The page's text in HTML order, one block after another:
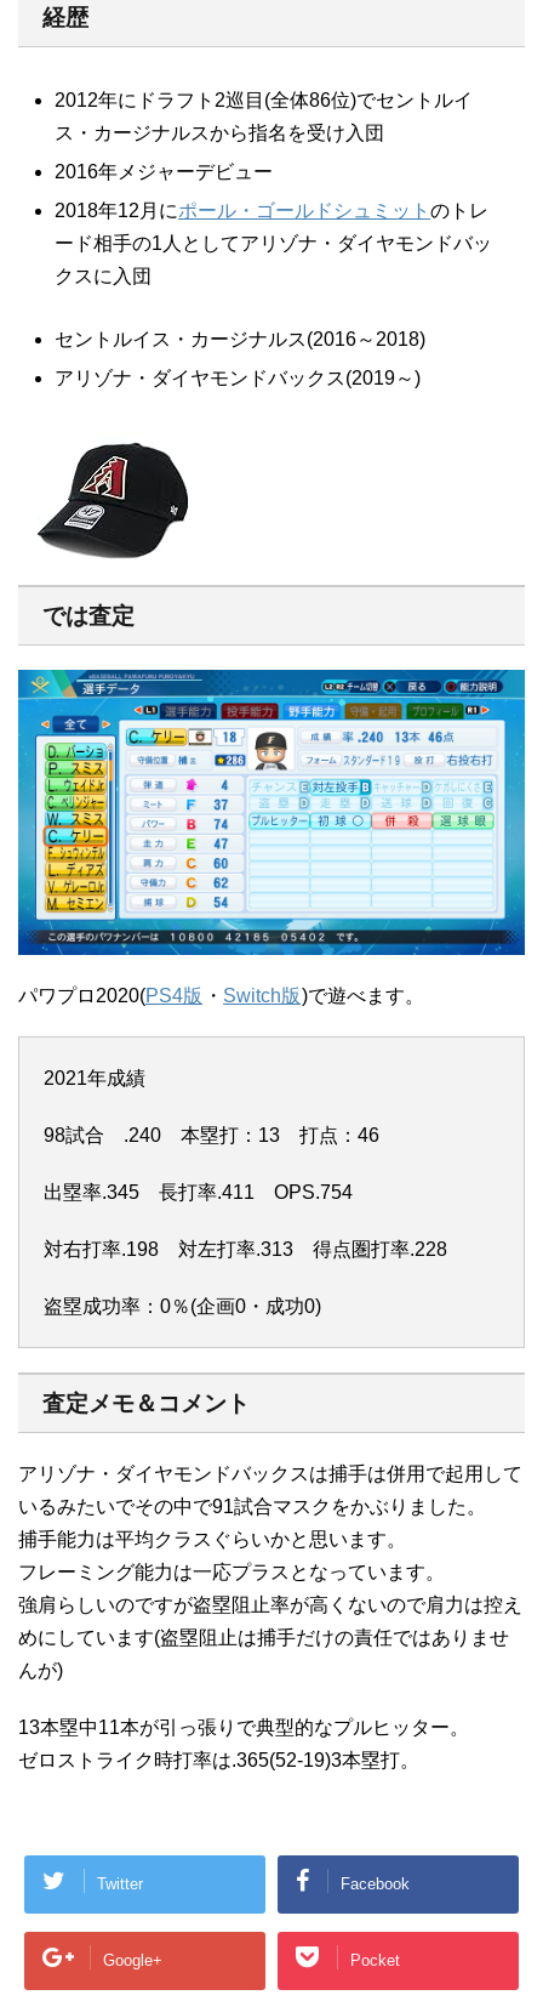
経歴
2012年にドラフト2巡目(全体86位)でセントルイ
ス・カージナルスから指名を受け入団
2016年メジャーデビュー
2018年12月にポール・ゴールドシュミット のトレ
ード相手の1人としてアリゾナ・ダイヤモンドバッ
クスに入団
セントルイス・カージナルス(2016～2018)
アリゾナ・ダイヤモンドバックス(2019～)
では査定
パワプロ2020(PS4版 ・ Switch版)で遊べます。
2021年成績
98試合 .240 本塁打：13 打点：46
出塁率.345 長打率.411 OPS.754
対右打率.198 対左打率.313 得点圏打率.228
盗塁成功率：0％(企画0・成功0)
査定メモ＆コメント
アリゾナ・ダイヤモンドバックスは捕手は併用で起用して
いるみたいでその中で91試合マスクをかぶりました。
捕手能力は平均クラスぐらいかと思います。
フレーミング能力は一応プラスとなっています。
強肩らしいのですが盗塁阻止率が高くないので肩力は控え
めにしています(盗塁阻止は捕手だけの責任ではありませ
んが)
13本塁中11本が引っ張りで典型的なプルヒッター。
ゼロストライク時打率は.365(52-19)3本塁打。
Twitter Facebook
Google+ Pocket